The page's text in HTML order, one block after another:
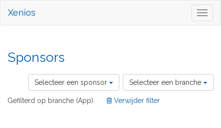
Xenios
Sponsors
Selecteer een sponsor Selecteer een branche
Gefilterd op branche (App). Verwijder filter